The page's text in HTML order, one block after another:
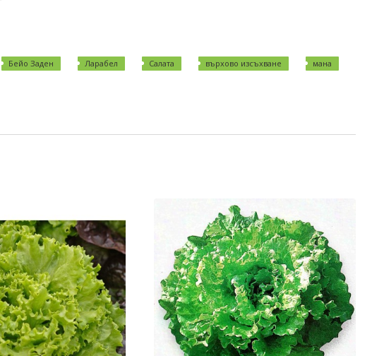
Бейо Заден Ларабел Салата върхово изсъхване
мана